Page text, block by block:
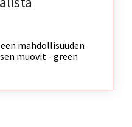
mahdollisuuden
muovit - green